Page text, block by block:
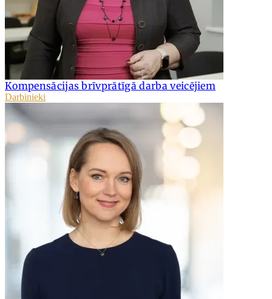
Kompensācijas brīvprātīgā darba veicējiem
Darbinieki